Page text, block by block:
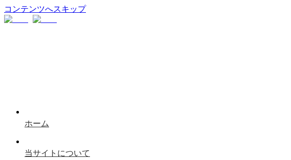
コンテンツへスキップ
ホーム
当サイトについて